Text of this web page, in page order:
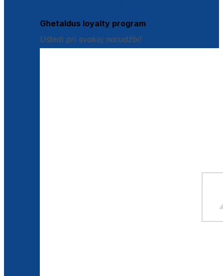
Ghetaldus loyalty program
Uštedi pri svakoj narudžbi!